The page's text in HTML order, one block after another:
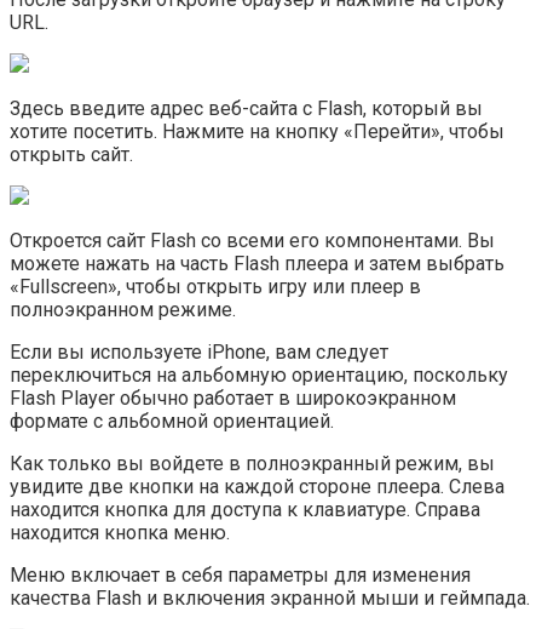
URL.
Здесь введите адрес веб-сайта с Flash, который вы
хотите посетить. Нажмите на кнопку «Перейти», чтобы
открыть сайт.
Откроется сайт Flash со всеми его компонентами. Вы
можете нажать на часть Flash плеера и затем выбрать
«Fullscreen», чтобы открыть игру или плеер в
полноэкранном режиме.
Если вы используете iPhone, вам следует
переключиться на альбомную ориентацию, поскольку
Flash Player обычно работает в широкоэкранном
формате с альбомной ориентацией.
Как только вы войдете в полноэкранный режим, вы
увидите две кнопки на каждой стороне плеера. Слева
находится кнопка для доступа к клавиатуре. Справа
находится кнопка меню.
Меню включает в себя параметры для изменения
качества Flash и включения экранной мыши и геймпада.